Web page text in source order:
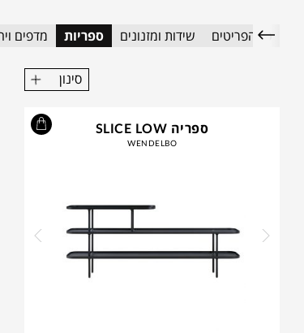
כל הפריטים שידות ומזנונים ספריות מדפים
סינון
ספריה SLICE LOW
WENDELBO